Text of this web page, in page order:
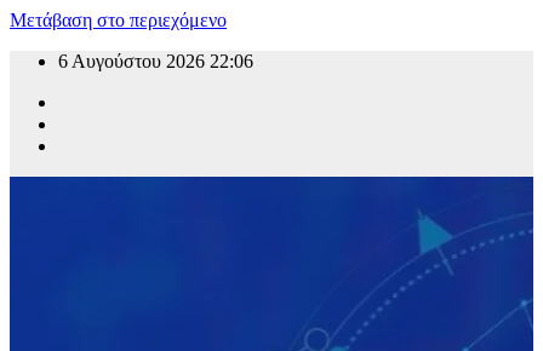
Μετάβαση στο περιεχόμενο
6 Αυγούστου 2026 22:06